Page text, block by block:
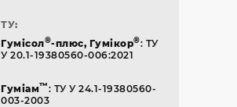
ТУ:
Гумісол®-плюс, Гумікор®: ТУ
У 20.1-19380560-006:2021
Гуміам™: ТУ У 24.1-19380560-
003-2003